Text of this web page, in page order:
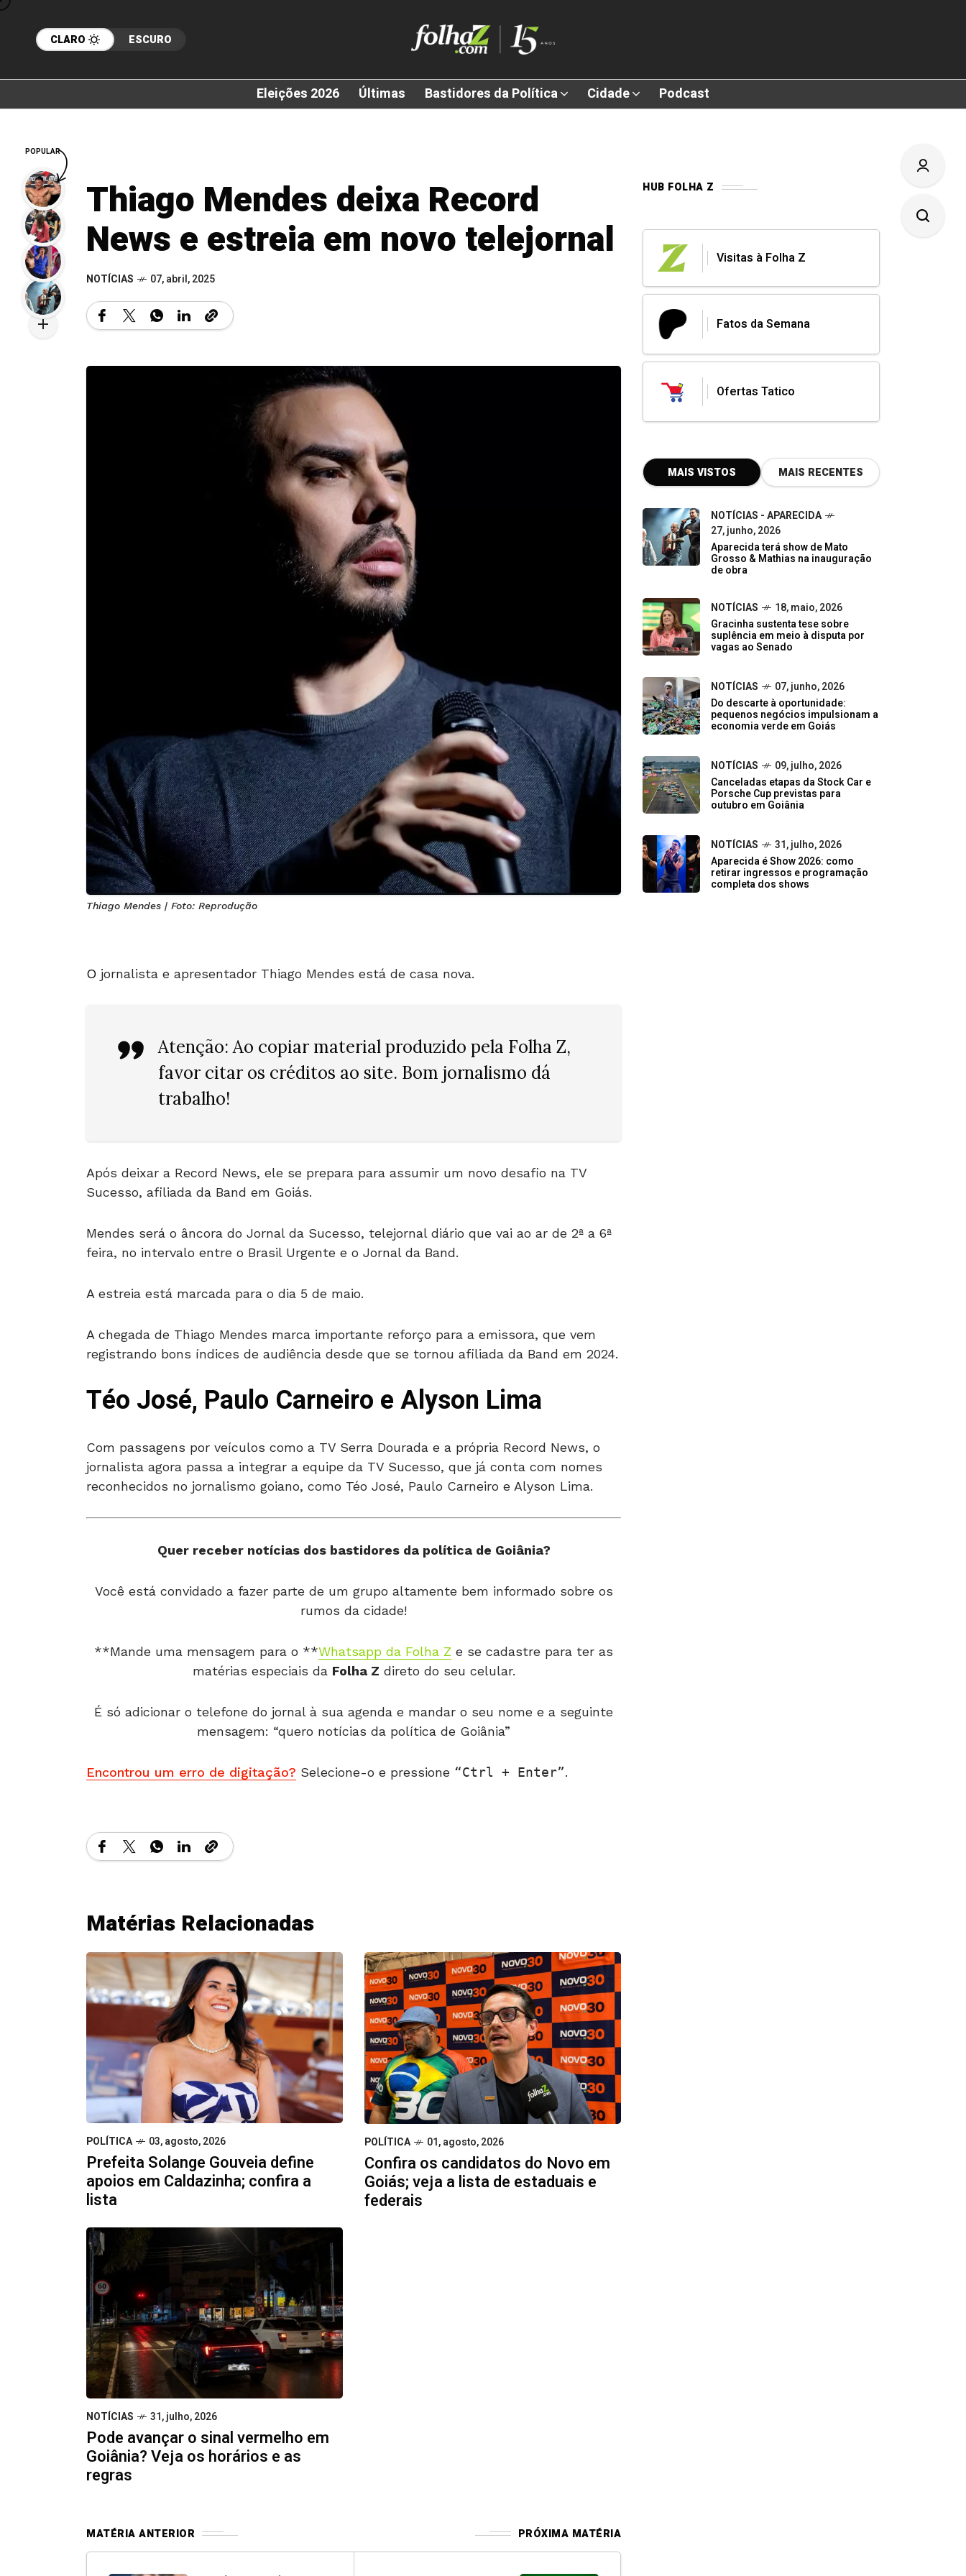
CLARO ESCURO
Eleições 2026 Últimas Bastidores da Política Cidade Podcast
Thiago Mendes deixa Record
News e estreia em novo telejornal
NOTÍCIAS 07, abril, 2025
Thiago Mendes | Foto: Reprodução
O jornalista e apresentador Thiago Mendes está de casa nova.
Atenção: Ao copiar material produzido pela Folha Z,
favor citar os créditos ao site. Bom jornalismo dá
trabalho!
Após deixar a Record News, ele se prepara para assumir um novo desafio na TV
Sucesso, afiliada da Band em Goiás.
Mendes será o âncora do Jornal da Sucesso, telejornal diário que vai ao ar de 2ª a 6ª
feira, no intervalo entre o Brasil Urgente e o Jornal da Band.
A estreia está marcada para o dia 5 de maio.
A chegada de Thiago Mendes marca importante reforço para a emissora, que vem
registrando bons índices de audiência desde que se tornou afiliada da Band em 2024.
Téo José, Paulo Carneiro e Alyson Lima
Com passagens por veículos como a TV Serra Dourada e a própria Record News, o
jornalista agora passa a integrar a equipe da TV Sucesso, que já conta com nomes
reconhecidos no jornalismo goiano, como Téo José, Paulo Carneiro e Alyson Lima.
Quer receber notícias dos bastidores da política de Goiânia?
Você está convidado a fazer parte de um grupo altamente bem informado sobre os
rumos da cidade!
**Mande uma mensagem para o **Whatsapp da Folha Z e se cadastre para ter as
matérias especiais da Folha Z direto do seu celular.
É só adicionar o telefone do jornal à sua agenda e mandar o seu nome e a seguinte
mensagem: “quero notícias da política de Goiânia”
Encontrou um erro de digitação? Selecione-o e pressione Ctrl + Enter .
Matérias Relacionadas
POLÍTICA 03, agosto, 2026
Prefeita Solange Gouveia define
apoios em Caldazinha; confira a
lista
POLÍTICA 01, agosto, 2026
Confira os candidatos do Novo em
Goiás; veja a lista de estaduais e
federais
NOTÍCIAS 31, julho, 2026
Pode avançar o sinal vermelho em
Goiânia? Veja os horários e as
regras
MATÉRIA ANTERIOR PRÓXIMA MATÉRIA
HUB FOLHA Z
Visitas à Folha Z
Fatos da Semana
Ofertas Tatico
MAIS VISTOS MAIS RECENTES
NOTÍCIAS - APARECIDA
27, junho, 2026
Aparecida terá show de Mato
Grosso & Mathias na inauguração
de obra
NOTÍCIAS
18, maio, 2026
Gracinha sustenta tese sobre
suplência em meio à disputa por
vagas ao Senado
NOTÍCIAS
07, junho, 2026
Do descarte à oportunidade:
pequenos negócios impulsionam a
economia verde em Goiás
NOTÍCIAS
09, julho, 2026
Canceladas etapas da Stock Car e
Porsche Cup previstas para
outubro em Goiânia
NOTÍCIAS
31, julho, 2026
Aparecida é Show 2026: como
retirar ingressos e programação
completa dos shows
POPULAR